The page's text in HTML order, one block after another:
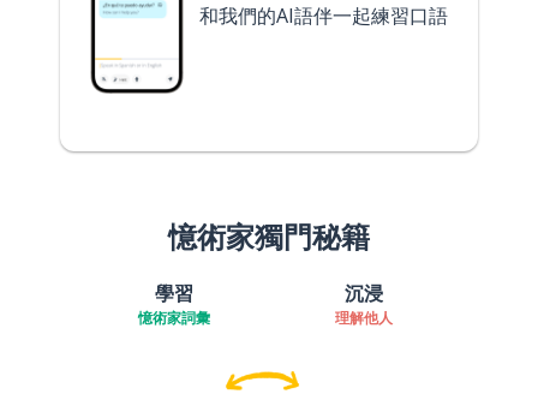
和我們的AI語伴一起練習口語
憶術家獨門秘籍
學習
憶術家詞彙
沉浸
理解他人